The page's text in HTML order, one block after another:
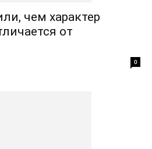
чем характер
от
0